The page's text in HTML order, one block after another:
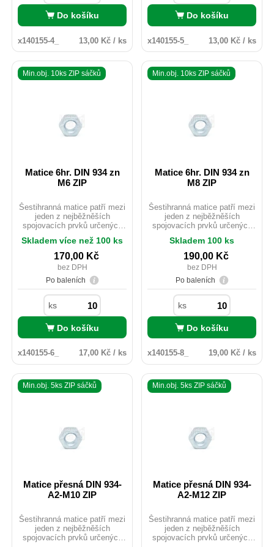
Do košíku
x140155-4_ 13,00 Kč / ks
Do košíku
x140155-5_ 13,00 Kč / ks
Min.obj. 10ks ZIP sáčků
Matice 6hr. DIN 934 zn
M6 ZIP
Šestihranná matice patří mezi
jeden z nejběžněších
spojovacích prvků určených
konstrukcí staveb. Rozdíl
mezi ISO 4032 a DIN 934 je u
rozměrů M10;M12 a M14 ve
velikosti použitého e. ISOvé
matičky jsou zlehka vyšší než
u provedení DIN.
Skladem více než 100 ks
170,00 Kč
bez DPH
Po baleních
ks
Do košíku
x140155-6_ 17,00 Kč / ks
Min.obj. 10ks ZIP sáčků
Matice 6hr. DIN 934 zn
M8 ZIP
Šestihranná matice patří mezi
jeden z nejběžněších
spojovacích prvků určených
konstrukcí staveb. Rozdíl
mezi ISO 4032 a DIN 934 je u
rozměrů M10;M12 a M14 ve
velikosti použitého e. ISOvé
matičky jsou zlehka vyšší než
u provedení DIN.
Skladem 100 ks
190,00 Kč
bez DPH
Po baleních
ks
Do košíku
x140155-8_ 19,00 Kč / ks
Min.obj. 5ks ZIP sáčků
Matice přesná DIN 934-
A2-M10 ZIP
Šestihranná matice patří mezi
jeden z nejběžněších
spojovacích prvků určených
Min.obj. 5ks ZIP sáčků
Matice přesná DIN 934-
A2-M12 ZIP
Šestihranná matice patří mezi
jeden z nejběžněších
spojovacích prvků určených